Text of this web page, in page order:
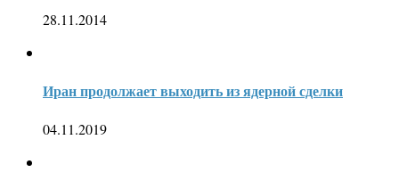
28.11.2014
Иран продолжает выходить из ядерной сделки
04.11.2019